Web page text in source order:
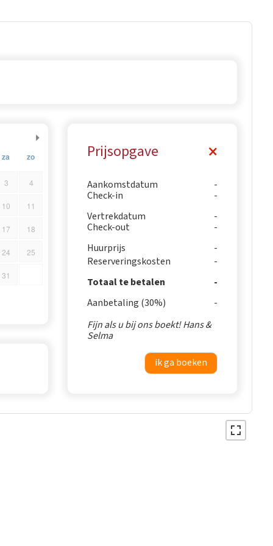
za zo
3 4
10 11
17 18
24 25
31
Prijsopgave
Aankomstdatum
Check-in
Vertrekdatum
Check-out
Huurprijs
Reserveringskosten
Totaal te betalen
Aanbetaling (30%)
Fijn als u bij ons boekt! Hans &
Selma
ik ga boeken